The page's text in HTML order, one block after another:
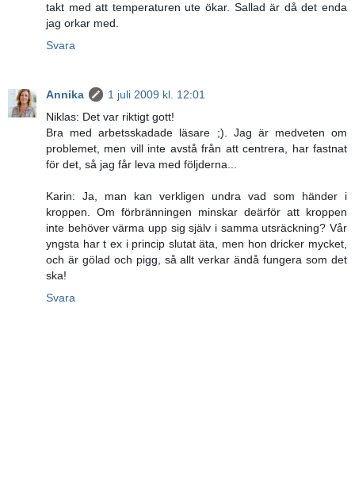
takt med att temperaturen ute ökar. Sallad är då det enda
jag orkar med.
Svara
Annika
1 juli 2009 kl. 12:01
Niklas: Det var riktigt gott!
Bra med arbetsskadade läsare ;). Jag är medveten om
problemet, men vill inte avstå från att centrera, har fastnat
för det, så jag får leva med följderna...
Karin: Ja, man kan verkligen undra vad som händer i
kroppen. Om förbränningen minskar deärför att kroppen
inte behöver värma upp sig själv i samma utsräckning? Vår
yngsta har t ex i princip slutat äta, men hon dricker mycket,
och är gölad och pigg, så allt verkar ändå fungera som det
ska!
Svara